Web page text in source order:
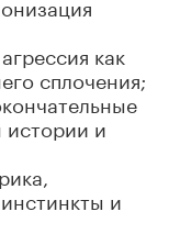
как
сплочения;
и
и